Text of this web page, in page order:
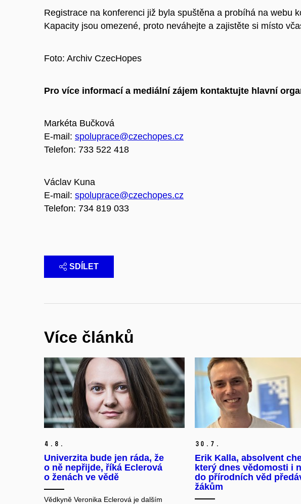
Registrace na konferenci již byla spuštěna a probíhá na webu
Kapacity jsou omezené, proto neváhejte a zajistěte si místo
Foto: Archiv CzecHopes
Pro více informací a mediální zájem kontaktujte hlavní
Markéta Bučková
E-mail: spoluprace@czechopes.cz
Telefon: 733 522 418
Václav Kuna
E-mail: spoluprace@czechopes.cz
Telefon: 734 819 033
SDÍLET
Více článků
4. 8.
Univerzita bude jen ráda, že
o ně nepřijde, říká Eclerová
o ženách ve vědě
Vědkyně Veronika Eclerová je dalším
30. 7.
Erik Kalla, absolvent
který dnes vědomosti i
do přírodních věd
žákům